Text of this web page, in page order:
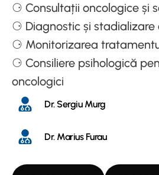
⚆ Consultații oncologice și
⚆ Diagnostic și stadializare
⚆ Monitorizarea
⚆ Consiliere psihologică
oncologici
Dr. Sergiu Murg
Dr. Marius Furau